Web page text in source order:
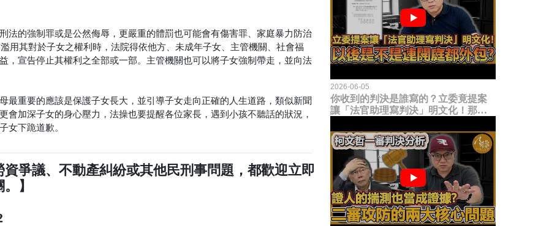
法的強制罪或是公然侮辱，更嚴重的體罰也可能會有傷害罪、家庭暴力防治
用其對於子女之權利時，法院得依他方、未成年子女、主管機關、社會福
，宣告停止其權利之全部或一部。主管機關也可以將子女強制帶走，並向法
最重要的應該是保護子女長大，並引導子女走向正確的人生道路，類似新聞
加深子女的身心壓力，法操也要提醒各位家長，遇到小孩不聽話的狀況，
女下跪道歉。
爭議、不動產糾紛或其他民刑事問題，都歡迎立即
】
2026-06-05
你收到的判決是誰寫的？立委竟提案
讓「法官助理寫判決」明文化！那以